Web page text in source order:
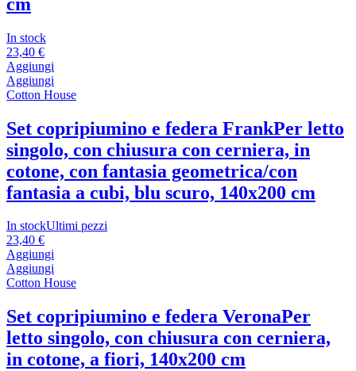
In stock
23,40 €
Aggiungi
Aggiungi
Cotton House
Set copripiumino e federa FrankPer letto
singolo, con chiusura con cerniera, in
cotone, con fantasia geometrica/con
fantasia a cubi, blu scuro, 140x200 cm
In stockUltimi pezzi
23,40 €
Aggiungi
Aggiungi
Cotton House
Set copripiumino e federa VeronaPer
letto singolo, con chiusura con cerniera,
in cotone, a fiori, 140x200 cm